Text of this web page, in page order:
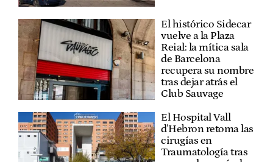
El histórico Sidecar
vuelve a la Plaza
Reial: la mítica sala
de Barcelona
recupera su nombre
tras dejar atrás el
Club Sauvage
El Hospital Vall
d'Hebron retoma las
cirugías en
Traumatología tras